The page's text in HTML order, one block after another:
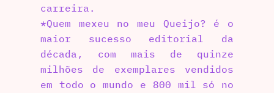
carreira.
*Quem mexeu no meu Queijo? é o
maior sucesso editorial da
década, com mais de quinze
milhões de exemplares vendidos
em todo o mundo e 800 mil só no